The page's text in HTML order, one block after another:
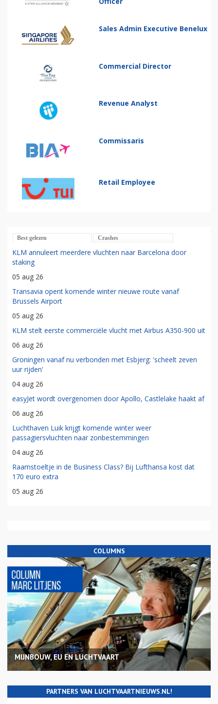
Sales Admin Executive Benelux
Commercial Director
Revenue Analyst
Commissaris
Retail Employee
Best gelezen Crashes
KLM annuleert meerdere vluchten naar Barcelona door
staking
05 aug 26
Transavia opent komende winter nieuwe route vanaf
Brussels Airport
05 aug 26
KLM stelt eerste commerciële vlucht met Airbus A350-900 uit
06 aug 26
Groningen vanaf nu verbonden met Esbjerg: 'scheelt zeven
uur rijden'
04 aug 26
easyJet wordt overgenomen door Apollo, Castlelake haakt af
06 aug 26
Luchthaven Luik krijgt komende winter weer
passagiersvluchten naar zonbestemmingen
04 aug 26
Raamstoeltje in de Business Class? Bij Lufthansa kost dat
170 euro extra
05 aug 26
COLUMNS
MIJNBOUW, EU EN LUCHTVAART
PARTNERS VAN LUCHTVAARTNIEUWS.NL!